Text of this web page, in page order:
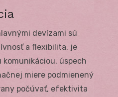
devízami sú
a flexibilita, je
úspech
miere podmienený
počúvať, efektivita